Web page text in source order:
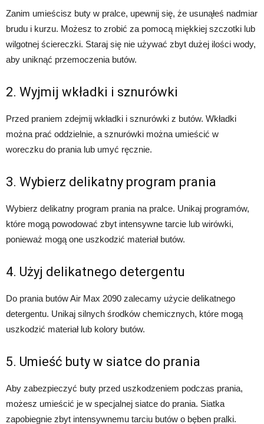
Zanim umieścisz buty w pralce, upewnij się, że usunąłeś nadmiar
brudu i kurzu. Możesz to zrobić za pomocą miękkiej szczotki lub
wilgotnej ściereczki. Staraj się nie używać zbyt dużej ilości wody,
aby uniknąć przemoczenia butów.
2. Wyjmij wkładki i sznurówki
Przed praniem zdejmij wkładki i sznurówki z butów. Wkładki
można prać oddzielnie, a sznurówki można umieścić w
woreczku do prania lub umyć ręcznie.
3. Wybierz delikatny program prania
Wybierz delikatny program prania na pralce. Unikaj programów,
które mogą powodować zbyt intensywne tarcie lub wirówki,
ponieważ mogą one uszkodzić materiał butów.
4. Użyj delikatnego detergentu
Do prania butów Air Max 2090 zalecamy użycie delikatnego
detergentu. Unikaj silnych środków chemicznych, które mogą
uszkodzić materiał lub kolory butów.
5. Umieść buty w siatce do prania
Aby zabezpieczyć buty przed uszkodzeniem podczas prania,
możesz umieścić je w specjalnej siatce do prania. Siatka
zapobiegnie zbyt intensywnemu tarciu butów o bęben pralki.